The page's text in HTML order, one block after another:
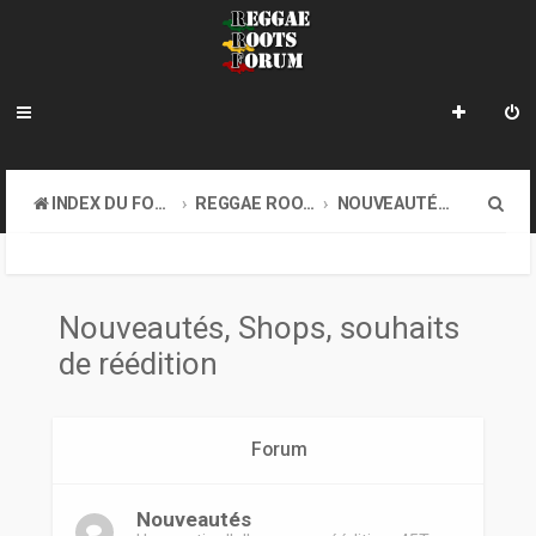
INDEX DU FORUM REGGAE ROOTS MUSIC NOUVEAUTÉS, SHOPS, SOUHAITS DE RÉÉDITION
Nouveautés, Shops, souhaits
de réédition
Forum
Nouveautés